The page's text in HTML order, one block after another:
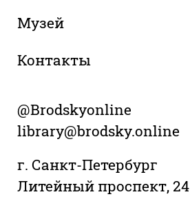
Музей
Контакты
@Brodskyonline
library@brodsky.online
г. Санкт-Петербург
Литейный проспект, 24